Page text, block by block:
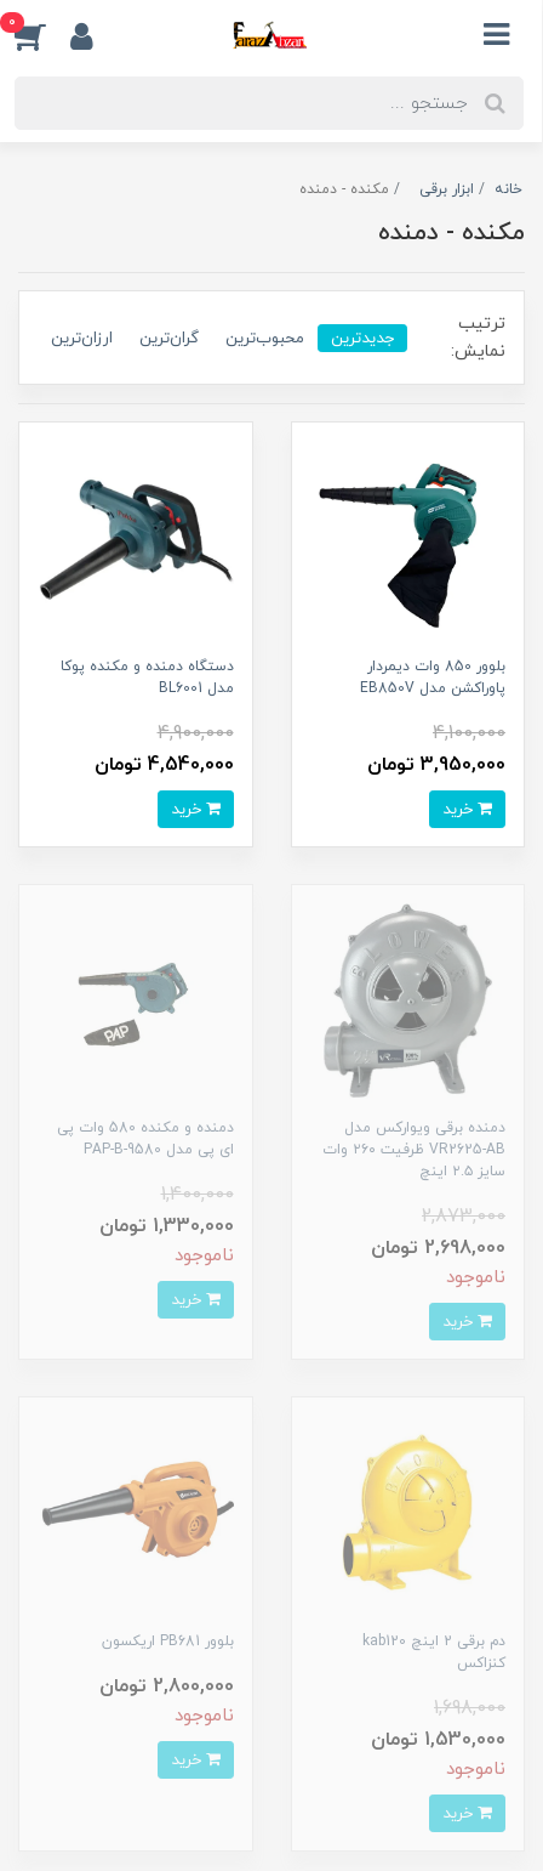
0
خانه ابزار برقی مکنده - دمنده
مکنده - دمنده
ترتیب
نمایش:
جدیدترین محبوب‌ترین گران‌ترین ارزان‌ترین
بلوور 850 وات دیمردار
پاوراکشن مدل EB850V
4,100,000
3,950,000 تومان
خرید
دستگاه دمنده و مکنده پوکا
مدل BL6001
4,900,000
4,540,000 تومان
خرید
دمنده برقی ویوارکس مدل
VR2625-AB ظرفیت ۲۶۰ وات
سایز ۲.۵ اینچ
2,873,000
2,698,000 تومان
ناموجود
خرید
دمنده و مکنده 580 وات پی
ای پی مدل PAP-B-9580
1,400,000
1,330,000 تومان
ناموجود
خرید
دم برقی 2 اینچ kab120
کنزاکس
1,698,000
1,530,000 تومان
ناموجود
خرید
بلوور PB681 اریکسون
2,800,000 تومان
ناموجود
خرید